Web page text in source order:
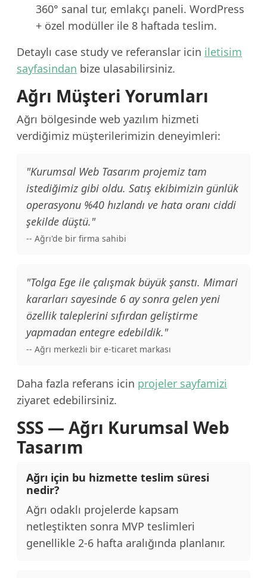
360° sanal tur, emlakçı paneli. WordPress
+ özel modüller ile 8 haftada teslim.
Detaylı case study ve referanslar icin iletisim
sayfasindan bize ulasabilirsiniz.
Ağrı Müşteri Yorumları
Ağrı bölgesinde web yazılım hizmeti
verdiğimiz müşterilerimizin deneyimleri:
"Kurumsal Web Tasarım projemiz tam
istediğimiz gibi oldu. Satış ekibimizin günlük
operasyonu %40 hızlandı ve hata oranı ciddi
şekilde düştü."
-- Ağrı'de bir firma sahibi
"Tolga Ege ile çalışmak büyük şanstı. Mimari
kararları sayesinde 6 ay sonra gelen yeni
özellik taleplerini sıfırdan geliştirme
yapmadan entegre edebildik."
-- Ağrı merkezli bir e-ticaret markası
Daha fazla referans icin projeler sayfamizi
ziyaret edebilirsiniz.
SSS — Ağrı Kurumsal Web
Tasarım
Ağrı için bu hizmette teslim süresi
nedir?
Ağrı odaklı projelerde kapsam
netleştikten sonra MVP teslimleri
genellikle 2-6 hafta aralığında planlanır.